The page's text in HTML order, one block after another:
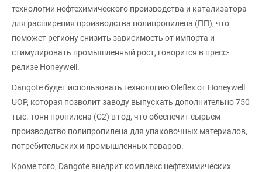
технологии нефтехимического производства и катализатора
для расширения производства полипропилена (ПП), что
поможет региону снизить зависимость от импорта и
стимулировать промышленный рост, говорится в пресс-
релизе Honeywell.
Dangote будет использовать технологию Oleflex от Honeywell
UOP, которая позволит заводу выпускать дополнительно 750
тыс. тонн пропилена (С2) в год, что обеспечит сырьем
производство полипропилена для упаковочных материалов,
потребительских и промышленных товаров.
Кроме того, Dangote внедрит комплекс нефтехимических